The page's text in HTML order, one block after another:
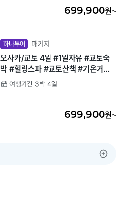
699,900원~
하나투어 패키지
오사카/교토 4일 #1일자유 #교토숙
박 #힐링스파 #교토산책 #기온거리
#여우신사 #아라시야마 #도톤보리
여행기간 3박 4일
699,900원~